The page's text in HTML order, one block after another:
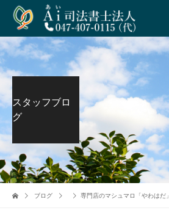
スタッフブロ
グ
ブログ 専門店のマシュマロ「やわはだ」